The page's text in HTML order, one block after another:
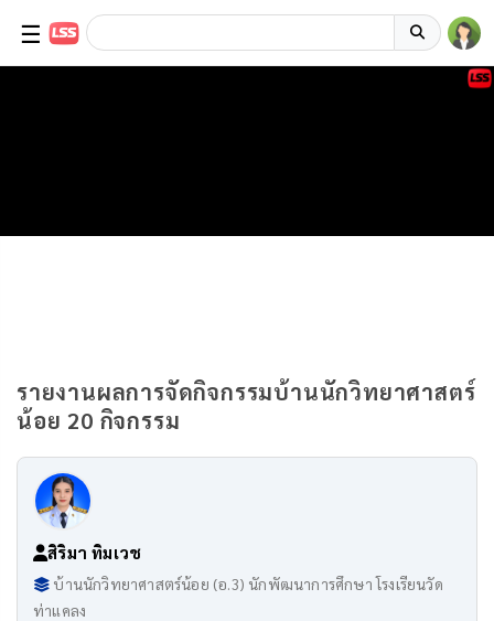
☰
รายงานผลการจัดกิจกรรมบ้านนักวิทยาศาสตร์
น้อย 20 กิจกรรม
สิริมา ทิมเวช
บ้านนักวิทยาศาสตร์น้อย (อ.3) นักพัฒนาการศึกษา โรงเรียนวัด
ท่าแคลง